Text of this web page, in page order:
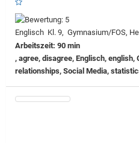
Englisch Kl. 9, Gymnasium/FOS,
Arbeitszeit: 90 min
, agree, disagree, Englisch, english,
relationships, Social Media,